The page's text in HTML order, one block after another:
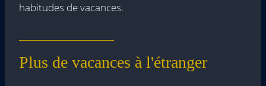
habitudes de vacances.
Plus de vacances à l'étranger